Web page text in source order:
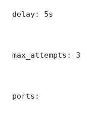
delay: 5s
max_attempts: 3
ports: